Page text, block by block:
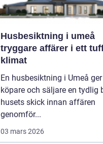
Husbesiktning i umeå
tryggare affärer i ett
klimat
En husbesiktning i Umeå ger
köpare och säljare en tydlig
husets skick innan affären
genomför...
03 mars 2026